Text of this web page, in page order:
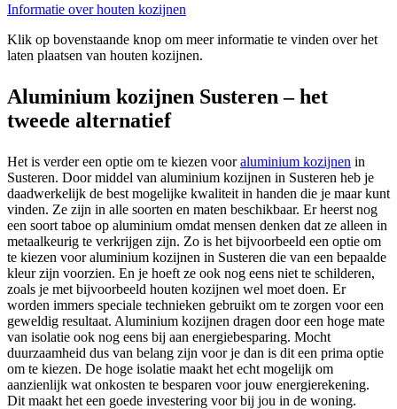
Informatie over houten kozijnen
Klik op bovenstaande knop om meer informatie te vinden over het
laten plaatsen van houten kozijnen.
Aluminium kozijnen Susteren – het
tweede alternatief
Het is verder een optie om te kiezen vooraluminium kozijnen in
Susteren. Door middel van aluminium kozijnen in Susteren heb je
daadwerkelijk de best mogelijke kwaliteit in handen die je maar kunt
vinden. Ze zijn in alle soorten en maten beschikbaar. Er heerst nog
een soort taboe op aluminium omdat mensen denken dat ze alleen in
metaalkeurig te verkrijgen zijn. Zo is het bijvoorbeeld een optie om
te kiezen voor aluminium kozijnen in Susteren die van een bepaalde
kleur zijn voorzien. En je hoeft ze ook nog eens niet te schilderen,
zoals je met bijvoorbeeld houten kozijnen wel moet doen. Er
worden immers speciale technieken gebruikt om te zorgen voor een
geweldig resultaat. Aluminium kozijnen dragen door een hoge mate
van isolatie ook nog eens bij aan energiebesparing. Mocht
duurzaamheid dus van belang zijn voor je dan is dit een prima optie
om te kiezen. De hoge isolatie maakt het echt mogelijk om
aanzienlijk wat onkosten te besparen voor jouw energierekening.
Dit maakt het een goede investering voor bij jou in de woning.